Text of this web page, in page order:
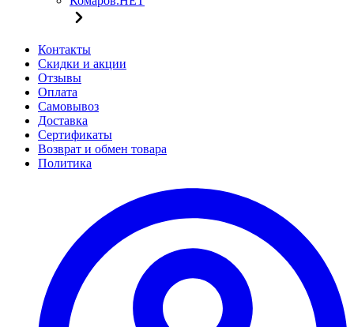
Контакты
Скидки и акции
Отзывы
Оплата
Самовывоз
Доставка
Сертификаты
Возврат и обмен товара
Политика